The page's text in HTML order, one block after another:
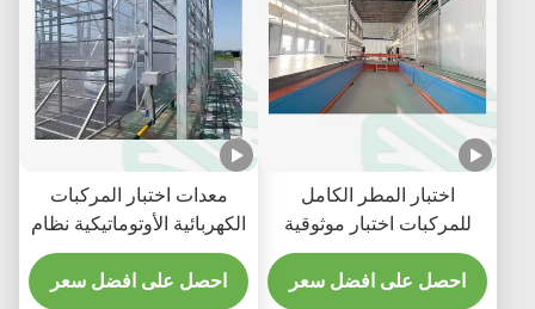
اختبار المطر الكامل
للمركبات اختبار موثوقية
ختم السيارات معدات
محاكاة المطر
احصل على افضل سعر
معدات اختبار المركبات
الكهربائية الأوتوماتيكية نظام
اختبار المطر لمركبة النقل
بالشاحنة
احصل على افضل سعر